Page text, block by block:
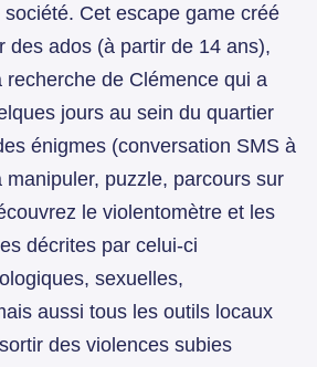
Cet escape game créé
des ados (à partir de 14 ans),
de Clémence qui a
jours au sein du quartier
énigmes (conversation SMS à
manipuler, puzzle, parcours sur
le violentomètre et les
décrites par celui-ci
sexuelles,
aussi tous les outils locaux
des violences subies